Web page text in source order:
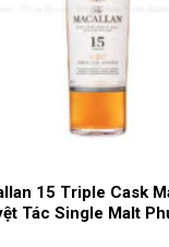
15 Triple Cask
Tác Single Malt